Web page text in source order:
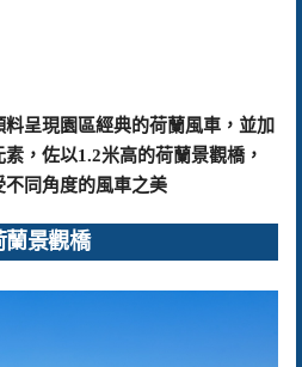
呈現園區經典的荷蘭風車，並加
，佐以1.2米高的荷蘭景觀橋，
同角度的風車之美
蘭景觀橋